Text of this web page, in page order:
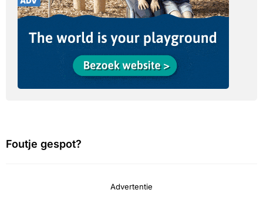
Foutje gespot?
Advertentie